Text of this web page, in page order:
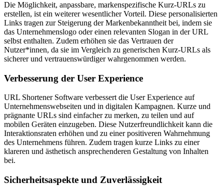
Die Möglichkeit, anpassbare, markenspezifische Kurz-URLs zu
erstellen, ist ein weiterer wesentlicher Vorteil. Diese personalisierten
Links tragen zur Steigerung der Markenbekanntheit bei, indem sie
das Unternehmenslogo oder einen relevanten Slogan in der URL
selbst enthalten. Zudem erhöhen sie das Vertrauen der
Nutzer*innen, da sie im Vergleich zu generischen Kurz-URLs als
sicherer und vertrauenswürdiger wahrgenommen werden.
Verbesserung der User Experience
URL Shortener Software verbessert die User Experience auf
Unternehmenswebseiten und in digitalen Kampagnen. Kurze und
prägnante URLs sind einfacher zu merken, zu teilen und auf
mobilen Geräten einzugeben. Diese Nutzerfreundlichkeit kann die
Interaktionsraten erhöhen und zu einer positiveren Wahrnehmung
des Unternehmens führen. Zudem tragen kurze Links zu einer
klareren und ästhetisch ansprechenderen Gestaltung von Inhalten
bei.
Sicherheitsaspekte und Zuverlässigkeit